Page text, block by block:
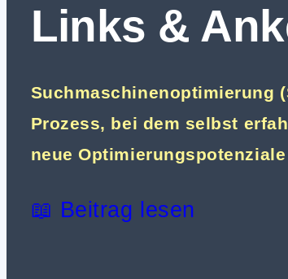
Links &
Suchmaschinenoptimierung
Prozess, bei dem selbst
neue
📖 Beitrag lesen